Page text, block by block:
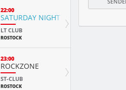
22:00
SATURDAY NIGHT FEVER
LT CLUB
ROSTOCK
23:00
ROCKZONE
ST-CLUB
ROSTOCK